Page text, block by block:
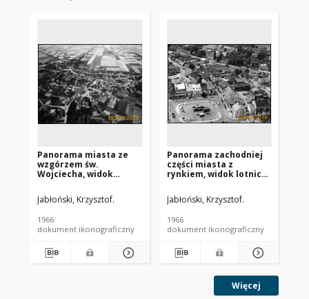
Panorama miasta ze
wzgórzem św.
Wojciecha, widok
zachodniej, Strzelno
Jabłoński, Krzysztof.
1966
dokument ikonograficzny
Panorama zachodniej
części miasta z
rynkiem, widok lotniczy
wschodniej, Płońsk
Jabłoński, Krzysztof.
1966
dokument ikonograficzny
Więcej